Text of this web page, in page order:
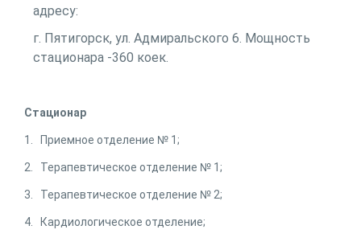
адресу:
г. Пятигорск, ул. Адмиральского 6. Мощность
стационара -360 коек.
Стационар
1. Приемное отделение № 1;
2. Терапевтическое отделение № 1;
3. Терапевтическое отделение № 2;
4. Кардиологическое отделение;